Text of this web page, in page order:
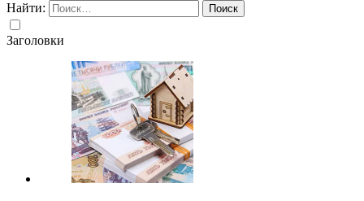
Найти:
Заголовки